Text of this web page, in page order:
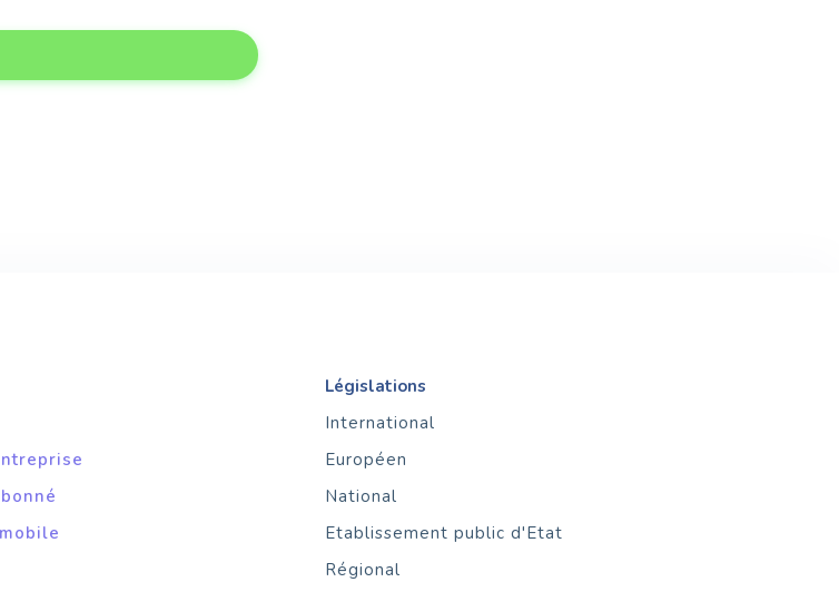
Législations
International
Européen
National
Etablissement public d'Etat
Régional